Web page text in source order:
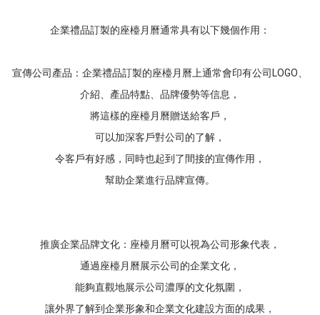
企業禮品訂製的座檯月曆通常具有以下幾個作用：
宣傳公司產品：企業禮品訂製的座檯月曆上通常會印有公司LOGO、
介紹、產品特點、品牌優勢等信息，
將這樣的座檯月曆贈送給客戶，
可以加深客戶對公司的了解，
令客戶有好感，同時也起到了間接的宣傳作用，
幫助企業進行品牌宣傳。
推廣企業品牌文化：座檯月曆可以視為公司形象代表，
通過座檯月曆展示公司的企業文化，
能夠直觀地展示公司濃厚的文化氛圍，
讓外界了解到企業形象和企業文化建設方面的成果，